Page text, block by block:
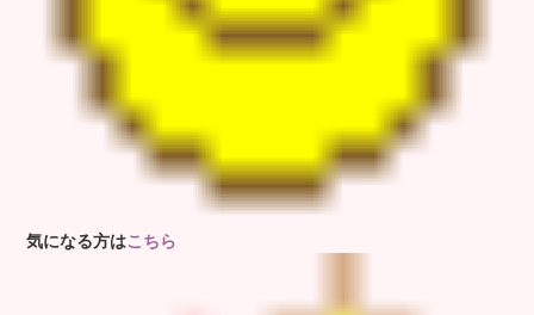
気になる方はこちら